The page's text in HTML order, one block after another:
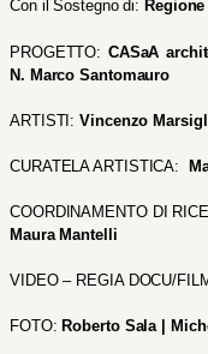
Con il Sostegno di:
PROGETTO: CASaA
N. Marco Santomauro
ARTISTI: Vincenzo
CURATELA ARTISTICA:
Maura Mantelli
VIDEO – REGIA DOCU/
FOTO: Roberto Sala |